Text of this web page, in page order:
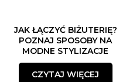
JAK ŁĄCZYĆ BIŻUTERIĘ?
POZNAJ SPOSOBY NA
MODNE STYLIZACJE
CZYTAJ WIĘCEJ